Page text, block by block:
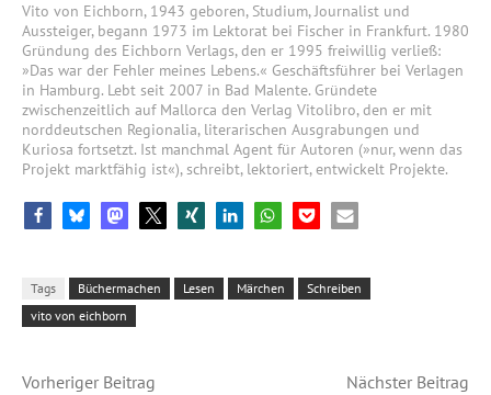
Vito von Eichborn, 1943 geboren, Studium, Journalist und
Aussteiger, begann 1973 im Lektorat bei Fischer in Frankfurt. 1980
Gründung des Eichborn Verlags, den er 1995 freiwillig verließ:
»Das war der Fehler meines Lebens.« Geschäftsführer bei Verlagen
in Hamburg. Lebt seit 2007 in Bad Malente. Gründete
zwischenzeitlich auf Mallorca den Verlag Vitolibro, den er mit
norddeutschen Regionalia, literarischen Ausgrabungen und
Kuriosa fortsetzt. Ist manchmal Agent für Autoren (»nur, wenn das
Projekt marktfähig ist«), schreibt, lektoriert, entwickelt Projekte.
Tags Büchermachen Lesen Märchen
Schreiben
vito von eichborn
Vorheriger Beitrag Nächster Beitrag